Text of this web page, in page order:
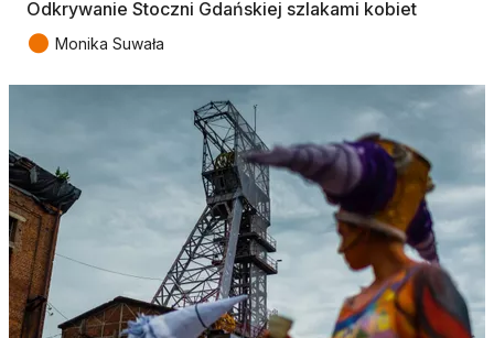
Odkrywanie Stoczni Gdańskiej szlakami kobiet
● Monika Suwała